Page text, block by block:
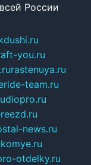
России
you.ru
rastenuya.ru
team.ru
news.ru
otdelky.ru